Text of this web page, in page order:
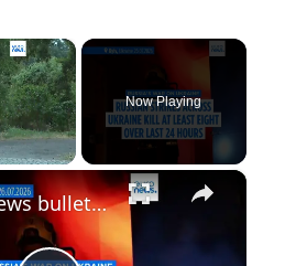
×
Now Playing
×
Latest news bulletin | July 27th, 2026 – Morning